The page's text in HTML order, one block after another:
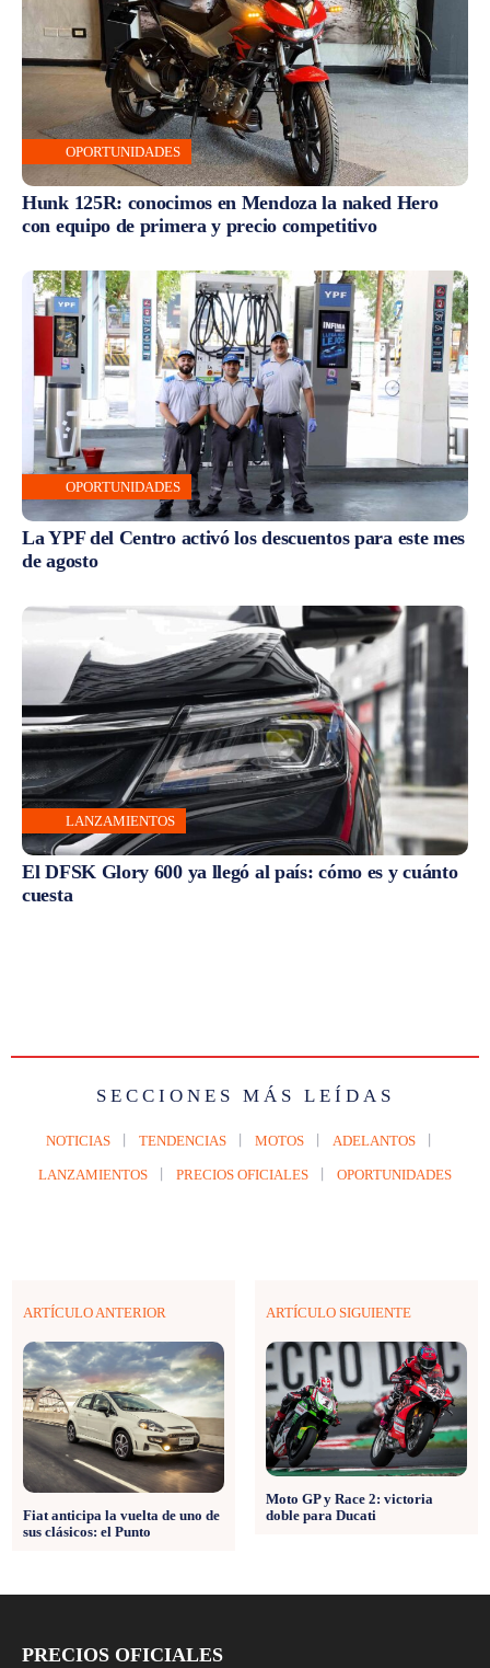
OPORTUNIDADES
Hunk 125R: conocimos en Mendoza la naked Hero
con equipo de primera y precio competitivo
OPORTUNIDADES
La YPF del Centro activó los descuentos para este mes
de agosto
LANZAMIENTOS
El DFSK Glory 600 ya llegó al país: cómo es y cuánto
cuesta
SECCIONES MÁS LEÍDAS
NOTICIAS TENDENCIAS MOTOS ADELANTOS
LANZAMIENTOS PRECIOS OFICIALES OPORTUNIDADES
ARTÍCULO ANTERIOR
Fiat anticipa la vuelta de uno de
sus clásicos: el Punto
ARTÍCULO SIGUIENTE
Moto GP y Race 2: victoria
doble para Ducati
PRECIOS OFICIALES